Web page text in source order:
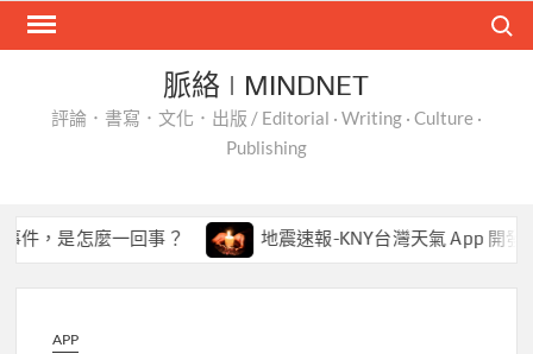
Skip
脈絡 | MINDNET
評論．書寫．文化．出版 / Editorial · Writing · Culture ·
Publishing
麼一回事？ 地震速報-KNY台灣天氣 App 開發經驗談
APP